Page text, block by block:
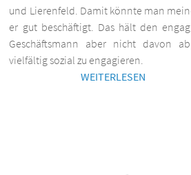
und Lierenfeld. Damit könnte man
er gut beschäftigt. Das hält den
Geschäftsmann aber nicht davon
vielfältig sozial zu engagieren.
WEITERLESEN